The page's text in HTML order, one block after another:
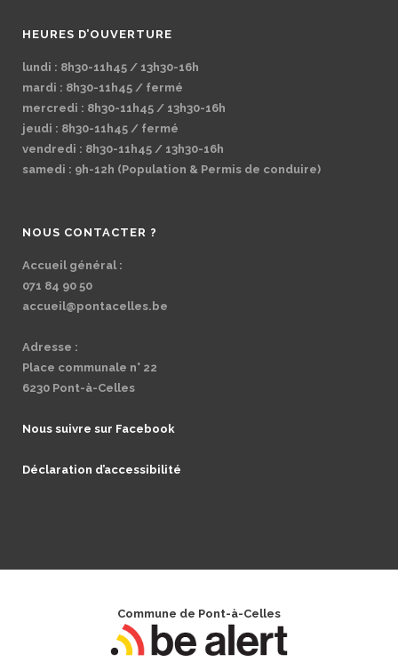
HEURES D’OUVERTURE
lundi : 8h30-11h45 / 13h30-16h
mardi : 8h30-11h45 / fermé
mercredi : 8h30-11h45 / 13h30-16h
jeudi : 8h30-11h45 / fermé
vendredi : 8h30-11h45 / 13h30-16h
samedi : 9h-12h (Population & Permis de conduire)
NOUS CONTACTER ?
Accueil général :
071 84 90 50
accueil@pontacelles.be
Adresse :
Place communale n° 22
6230 Pont-à-Celles
Nous suivre sur Facebook
Déclaration d’accessibilité
Commune de Pont-à-Celles